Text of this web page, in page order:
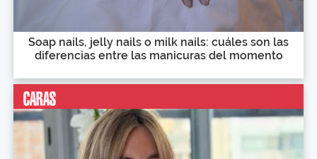
Soap nails, jelly nails o milk nails: cuáles son las
diferencias entre las manicuras del momento